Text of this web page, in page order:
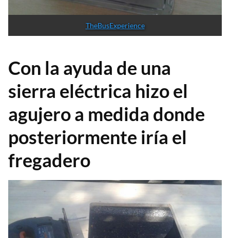
TheBusExperience
Con la ayuda de una
sierra eléctrica hizo el
agujero a medida donde
posteriormente iría el
fregadero